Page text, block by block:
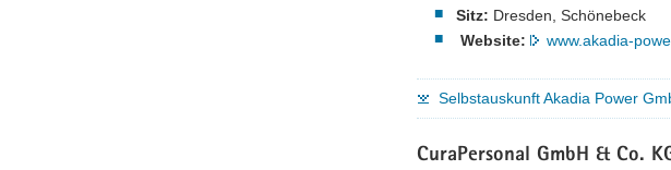
Sitz: Dresden, Schönebeck
Website:
www.akadia-
Selbstauskunft Akadia Power
CuraPersonal GmbH & Co.